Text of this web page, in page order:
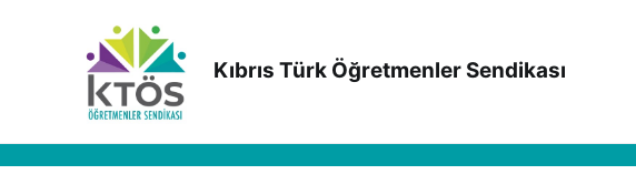
Kıbrıs Türk Öğretmenler Sendikası